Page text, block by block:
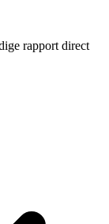
rapport direct